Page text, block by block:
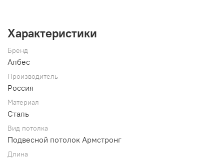
Характеристики
Бренд
Албес
Производитель
Россия
Материал
Сталь
Вид потолка
Подвесной потолок Армстронг
Длина